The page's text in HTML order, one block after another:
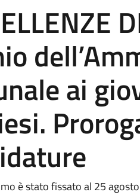
ai
è stato fissato al 25